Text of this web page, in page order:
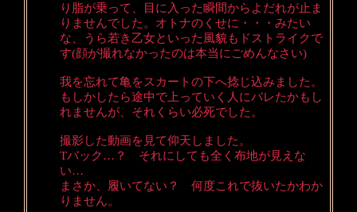
り脂が乗って、目に入った瞬間からよだれが止ま
りませんでした。オトナのくせに・・・みたい
な、うら若き乙女といった風貌もドストライクで
す(顔が撮れなかったのは本当にごめんなさい)
我を忘れて亀をスカートの下へ捻じ込みました。
もしかしたら途中で上っていく人にバレたかもし
れませんが、それくらい必死でした。
撮影した動画を見て仰天しました。
Tバック…？ それにしても全く布地が見えな
い…
まさか、履いてない？ 何度これで抜いたかわか
りません。